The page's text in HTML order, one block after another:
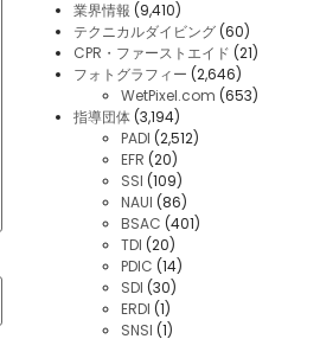
業界情報 (9,410)
テクニカルダイビング (60)
CPR・ファーストエイド (21)
フォトグラフィー (2,646)
WetPixel.com (653)
指導団体 (3,194)
PADI (2,512)
EFR (20)
SSI (109)
NAUI (86)
BSAC (401)
TDI (20)
PDIC (14)
SDI (30)
ERDI (1)
SNSI (1)